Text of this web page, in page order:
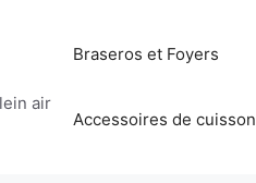
air
Braseros et Foyers
Accessoires de cuisson